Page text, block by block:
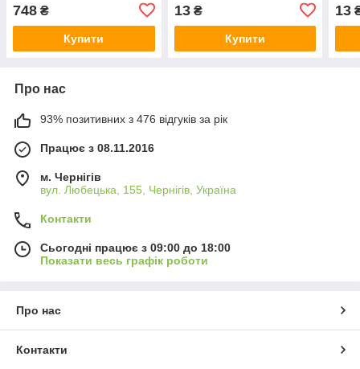
748 ₴
Купити
13₴
Купити
13
Про нас
93% позитивних з 476 відгуків за рік
Працює з 08.11.2016
м. Чернігів
вул. Любецька, 155, Чернігів, Україна
Контакти
Сьогодні працює з 09:00 до 18:00
Показати весь графік роботи
Про нас
Контакти